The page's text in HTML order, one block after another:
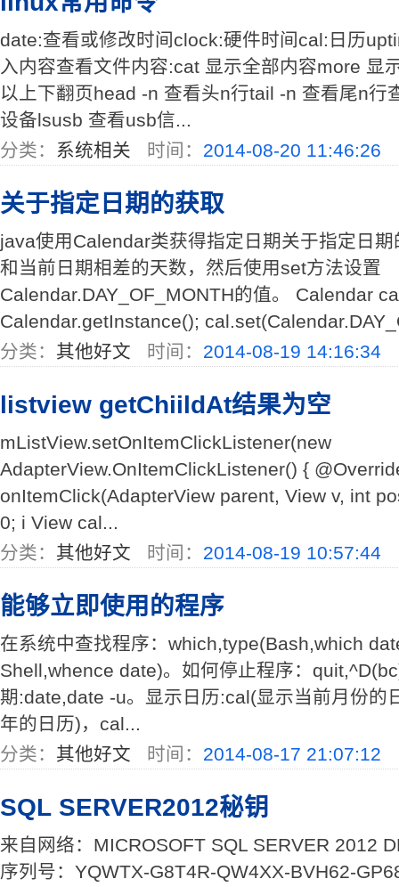
date:查看或修改时间clock:硬件时间cal:日历
入内容查看文件内容:cat 显示全部内容more 显
以上下翻页head -n 查看头n行tail -n 查看尾n行
设备lsusb 查看usb信...
分类： 系统相关 时间： 2014-08-20 11:46:26
关于指定日期的获取
java使用Calendar类获得指定日期关于指定日
和当前日期相差的天数，然后使用set方法设置
Calendar.DAY_OF_MONTH的值。 Calendar
Calendar.getInstance();
分类： 其他好文 时间： 2014-08-19 14:16:34
listview getChiildAt结果为空
mListView.setOnItemClickListener(new
AdapterView.OnItemClickListener() {
onItemClick(AdapterView parent, View v, int
0; i View cal...
分类： 其他好文 时间： 2014-08-19 10:57:44
能够立即使用的程序
在系统中查找程序：which,type(Bash,which
Shell,whence date)。如何停止程序：
期:date,date -u。显示日历:cal(显示当前月份的
年的日历)，cal...
分类： 其他好文 时间： 2014-08-17 21:07:12
SQL SERVER2012秘钥
来自网络：MICROSOFT SQL SERVER 2012
序列号：YQWTX-G8T4R-QW4XX-BVH62-